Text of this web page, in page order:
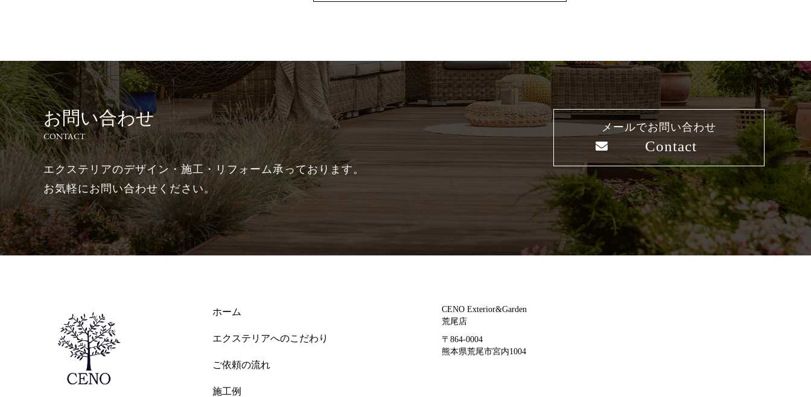
お問い合わせ
CONTACT
エクステリアのデザイン・施工・リフォーム承っております。
お気軽にお問い合わせください。
メールでお問い合わせ
Contact
ホーム
エクステリアへのこだわり
ご依頼の流れ
施工例
CENO Exterior&Garden
荒尾店
〒864-0004
熊本県荒尾市宮内1004